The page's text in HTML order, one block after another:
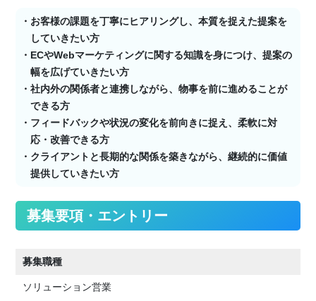
・お客様の課題を丁寧にヒアリングし、本質を捉えた提案を
していきたい方
・ECやWebマーケティングに関する知識を身につけ、提案の
幅を広げていきたい方
・社内外の関係者と連携しながら、物事を前に進めることが
できる方
・フィードバックや状況の変化を前向きに捉え、柔軟に対
応・改善できる方
・クライアントと長期的な関係を築きながら、継続的に価値
提供していきたい方
募集要項・エントリー
募集職種
ソリューション営業